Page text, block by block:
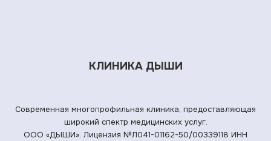
КЛИНИКА ДЫШИ
Современная многопрофильная клиника, предоставляющая
широкий спектр медицинских услуг.
ООО «ДЫШИ». Лицензия №Л041-01162-50/00339118 ИНН